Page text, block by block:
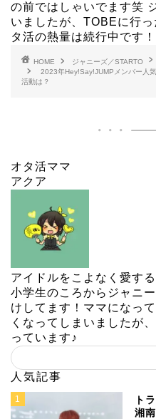
の前ではしゃいでます笑
いましたが、TOBEに行
タ活の熱量は続行中です！
HOME ジャニーズ／STARTO
2023年Hey!Say!JUMPメンバー人
活動は？
オタ活ママ
アクア
アイドルをこよなく愛す
小学生のころからジャニ
けしてます！ママになっ
くなってしまいましたが
っています♪
人気記事
1
ト
湘